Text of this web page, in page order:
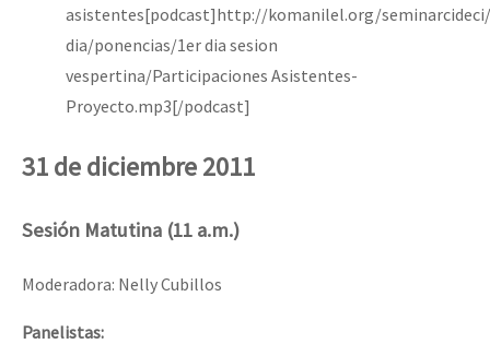
asistentes[podcast]http://komanilel.org/
dia/ponencias/1er dia sesion
vespertina/Participaciones Asistentes-
Proyecto.mp3[/podcast]
31 de diciembre 2011
Sesión Matutina (11 a.m.)
Moderadora: Nelly Cubillos
Panelistas: